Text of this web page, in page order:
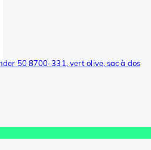
50 8700-331, vert olive, sac à dos